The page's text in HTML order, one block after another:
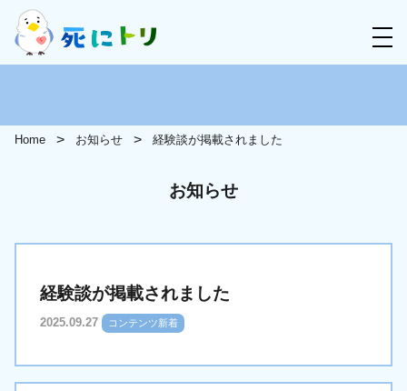
Home お知らせ 経験談が掲載されました
お知らせ
経験談が掲載されました
2025.09.27 コンテンツ新着